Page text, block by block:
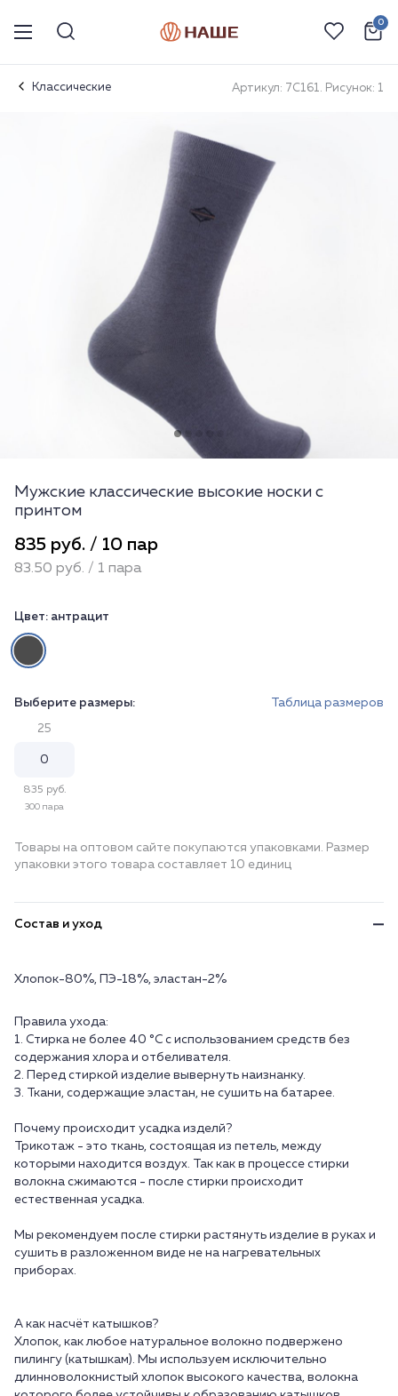
0
Классические Артикул: 7С161. Рисунок: 1
Мужские классические высокие носки с
принтом
835 руб. / 10 пар
83.50 руб. / 1 пара
Цвет: антрацит
Выберите размеры: Таблица размеров
25
835 руб.
300 пара
Товары на оптовом сайте покупаются упаковками. Размер
упаковки этого товара составляет 10 единиц
Состав и уход
Хлопок-80%, ПЭ-18%, эластан-2%
Правила ухода:
1. Стирка не более 40 °C с использованием средств без
содержания хлора и отбеливателя.
2. Перед стиркой изделие вывернуть наизнанку.
3. Ткани, содержащие эластан, не сушить на батарее.
Почему происходит усадка изделй?
Трикотаж - это ткань, состоящая из петель, между
которыми находится воздух. Так как в процессе стирки
волокна сжимаются - после стирки происходит
естественная усадка.
Мы рекомендуем после стирки растянуть изделие в руках и
сушить в разложенном виде не на нагревательных
приборах.
А как насчёт катышков?
Хлопок, как любое натуральное волокно подвержено
пилингу (катышкам). Мы используем исключительно
длинноволокнистый хлопок высокого качества, волокна